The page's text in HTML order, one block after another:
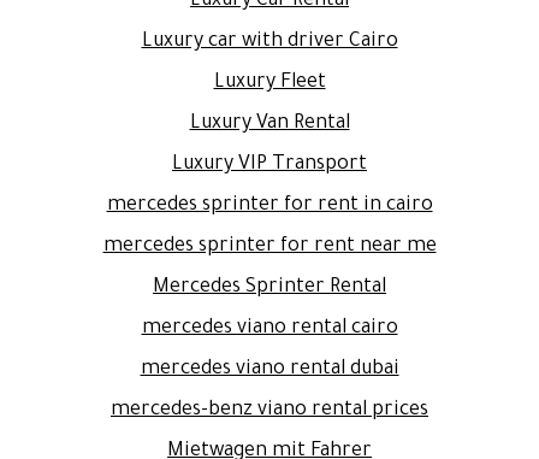
Luxury car with driver Cairo
Luxury Fleet
Luxury Van Rental
Luxury VIP Transport
mercedes sprinter for rent in cairo
mercedes sprinter for rent near me
Mercedes Sprinter Rental
mercedes viano rental cairo
mercedes viano rental dubai
mercedes-benz viano rental prices
Mietwagen mit Fahrer